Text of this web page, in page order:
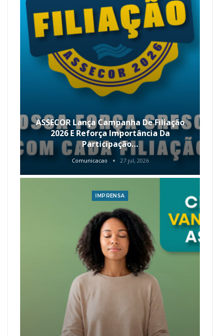
ASSECOR Lança Campanha De Filiação
2026 E Reforça Importância Da
Participação…
Comunicacao 27 jul, 2026
IMPRENSA